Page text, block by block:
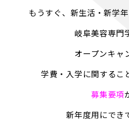
もうすぐ、新生活・新学
岐阜美容専門
オープンキャ
学費・入学に関するこ
募集要項
新年度用にでき